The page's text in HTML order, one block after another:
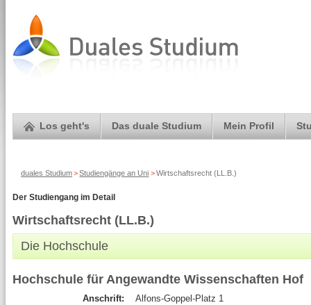
Los geht's Das duale Studium Mein Profil
duales Studium> Studiengänge an Uni >Wirtschaftsrecht (LL.B.)
Der Studiengang im Detail
Wirtschaftsrecht (LL.B.)
Die Hochschule
Hochschule für Angewandte Wissenschaften Hof
Anschrift:
Alfons-Goppel-Platz 1